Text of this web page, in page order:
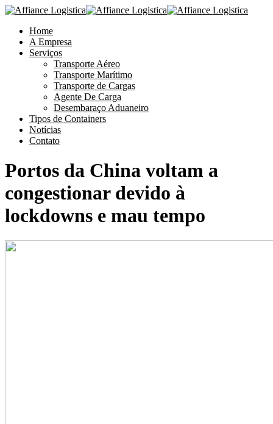
Home
A Empresa
Serviços
Transporte Aéreo
Transporte Marítimo
Transporte de Cargas
Agente De Carga
Desembaraço Aduaneiro
Tipos de Containers
Notícias
Contato
Portos da China voltam a
congestionar devido à
lockdowns e mau tempo